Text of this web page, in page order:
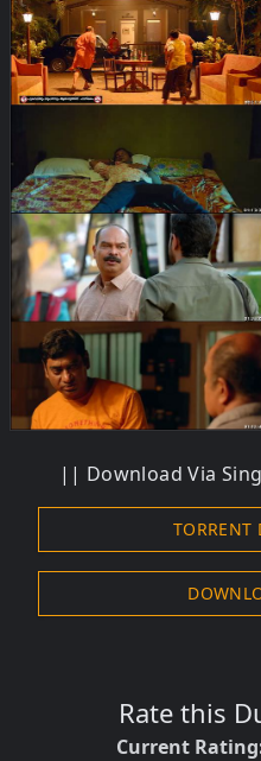
|| Download Via
TORRENT
Rate this
Current